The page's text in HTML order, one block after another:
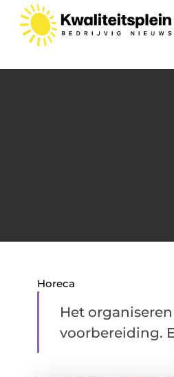
Horeca
Het
voorbereiding.